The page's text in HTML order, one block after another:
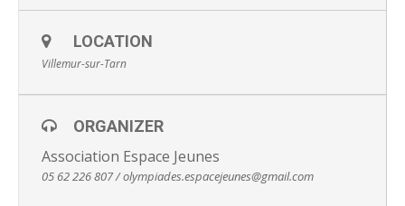
Tarif: 3€ par participant aux jeux, gratuit pour les
Pour plus de renseignements suivez nous sur facebook ou
écrivez nous à l’adresse mail figurant sur cette publication.
olympiades.espacejeunes@gmail.com
LOCATION
Villemur-sur-Tarn
ORGANIZER
Association Espace Jeunes
05 62 226 807 / olympiades.espacejeunes@gmail.com